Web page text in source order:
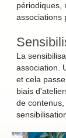
périodiques,
associations
La
association.
et cela
biais
de